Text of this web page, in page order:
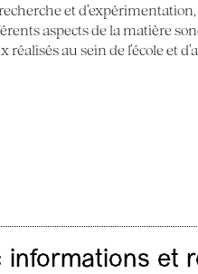
et
aspects de la matière
réalisés au sein de l’école et
informations et